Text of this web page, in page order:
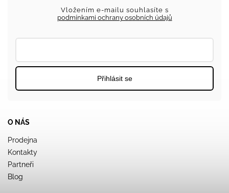
O NÁS
Prodejna
Kontakty
Partneři
Blog
Vložením e-mailu souhlasíte s
podmínkami ochrany osobních údajů
Přihlásit se